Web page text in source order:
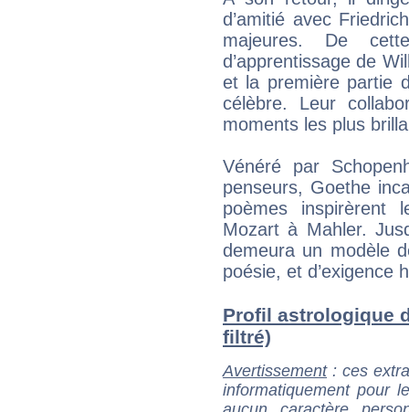
d’amitié avec
majeures. De
d’apprentissage de
et la première partie
célèbre. Leur
moments les plus
Vénéré par
penseurs, Goethe
poèmes inspirèrent
Mozart à Mahler.
demeura un modèle
poésie, et d’exigence
Profil astrologique
filtré)
Avertissement: ces
informatiquement pour